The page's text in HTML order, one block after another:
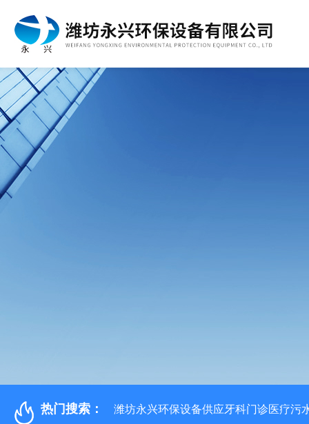
热门搜索： 潍坊永兴环保设备供应牙科门诊医疗污